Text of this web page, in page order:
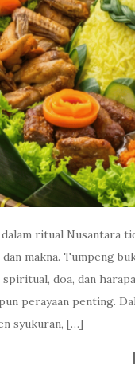
ritual Nusantara
makna. Tumpeng
doa, dan
perayaan penting.
syukuran, […]